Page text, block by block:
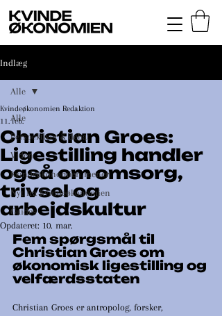
Indlæg
Alle
Perspektiver & debat
Viden
Kvindeøkonomien mener
Nyt fra Kvindeøkonomien
Guides
Alle
Christian Groes:
Ligestilling handler
også om omsorg,
trivsel og
arbejdskultur
Kvindeøkonomien Redaktion
11. feb.
Opdateret: 10. mar.
Fem spørgsmål til
Christian Groes om
økonomisk ligestilling og
velfærdsstaten
Christian Groes er antropolog, forsker,